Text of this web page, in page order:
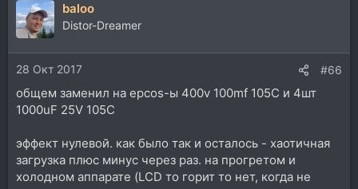
baloo
Distor-Dreamer
28 Окт 2017 #66
общем заменил на epcos-ы 400v 100mf 105C и 4шт
1000uF 25V 105С
эффект нулевой. как было так и осталось - хаотичная
загрузка плюс минус через раз. на прогретом и
холодном аппарате (LCD то горит то нет, когда не